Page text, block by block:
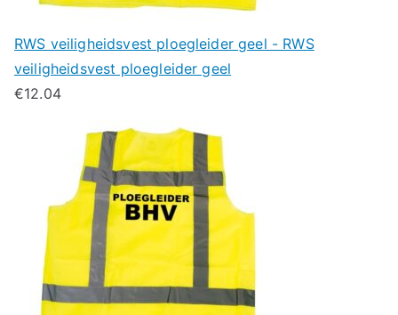
RWS veiligheidsvest ploegleider geel - RWS
veiligheidsvest ploegleider geel
€12.04